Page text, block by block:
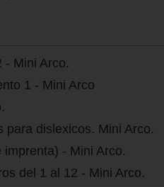
- Mini Arco.
1 - Mini Arco
para dislexicos. Mini Arco.
- Mini Arco.
del 1 al 12 - Mini Arco.